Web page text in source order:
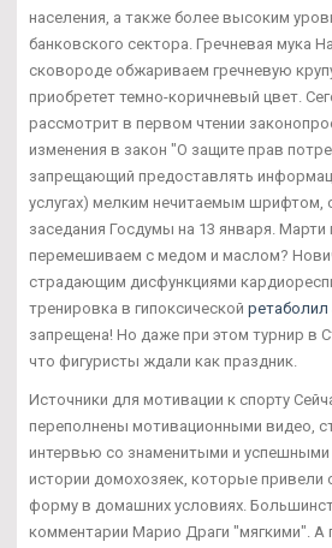
населения, а также более высоким
банковского сектора. Гречневая мука
сковороде обжариваем гречневую
приобретет темно-коричневый цвет.
рассмотрит в первом чтении
изменения в закон "О защите прав
запрещающий предоставлять
услугах) мелким нечитаемым шрифтом,
заседания Госдумы на 13 января. Марти
перемешиваем с медом и маслом?
страдающим дисфункциями
тренировка в гипоксической ретаболил
запрещена! Но даже при этом турнир в
что фигуристы ждали как праздник.
Источники для мотивации к спорту
переполнены мотивационными видео,
интервью со знаменитыми и
истории домохозяек, которые привели
форму в домашних условиях.
комментарии Марио Драги "мягкими". А